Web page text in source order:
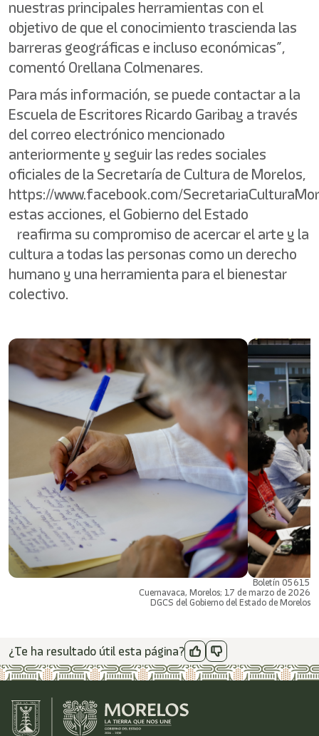
nuestras principales herramientas con el
objetivo de que el conocimiento trascienda las
barreras geográficas e incluso económicas”,
comentó Orellana Colmenares.
Para más información, se puede contactar a la
Escuela de Escritores Ricardo Garibay a través
del correo electrónico mencionado
anteriormente y seguir las redes sociales
oficiales de la Secretaría de Cultura de Morelos,
https://www.facebook.com/
estas acciones, el Gobierno del Estado
reafirma su compromiso de acercar el arte y la
cultura a todas las personas como un derecho
humano y una herramienta para el bienestar
colectivo.
Boletín 05615
Cuernavaca, Morelos; 17 de marzo de 2026
DGCS del Gobierno del Estado de Morelos
¿Te ha resultado útil esta página?